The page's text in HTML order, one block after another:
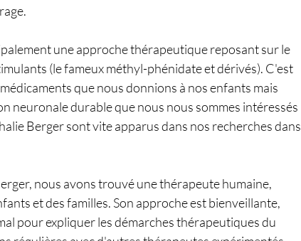
une approche thérapeutique reposant sur le
(le fameux méthyl-phénidate et dérivés). C'est
que nous donnions à nos enfants mais
neuronale durable que nous nous sommes intéressés
Berger sont vite apparus dans nos recherches dans
nous avons trouvé une thérapeute humaine,
et des familles. Son approche est bienveillante,
pour expliquer les démarches thérapeutiques du